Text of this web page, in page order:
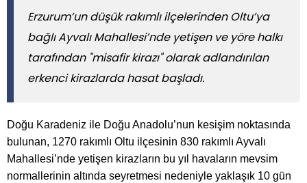
Erzurum’un düşük rakımlı ilçelerinden Oltu’ya
bağlı Ayvalı Mahallesi’nde yetişen ve yöre halkı
tarafından "misafir kirazı" olarak adlandırılan
erkenci kirazlarda hasat başladı.
Doğu Karadeniz ile Doğu Anadolu’nun kesişim noktasında
bulunan, 1270 rakımlı Oltu ilçesinin 830 rakımlı Ayvalı
Mahallesi’nde yetişen kirazların bu yıl havaların mevsim
normallerinin altında seyretmesi nedeniyle yaklaşık 10 gün